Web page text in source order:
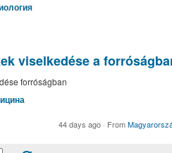
viselkedése a
forróságban
44 days ago · From